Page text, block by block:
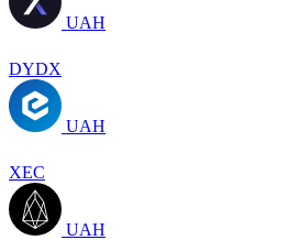
UAH
DYDX
UAH
XEC
UAH